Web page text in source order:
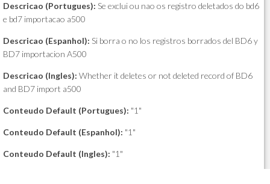
Descricao (Portugues): Se exclui ou nao os registro deletados do bd6
e bd7 importacao a500
Descricao (Espanhol): Si borra o no los registros borrados del BD6 y
BD7 importacion A500
Descricao (Ingles): Whether it deletes or not deleted record of BD6
and BD7 import a500
Conteudo Default (Portugues): "1"
Conteudo Default (Espanhol): "1"
Conteudo Default (Ingles): "1"